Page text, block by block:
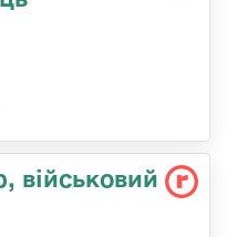
військовий